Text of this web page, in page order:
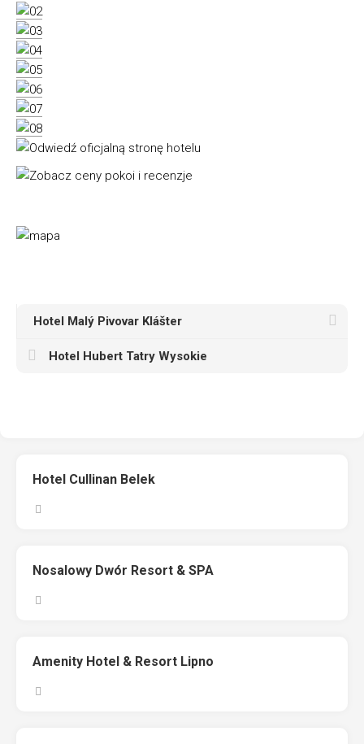
Hotel Malý Pivovar Klášter
Hotel Hubert Tatry Wysokie
Hotel Cullinan Belek
Nosalowy Dwór Resort & SPA
Amenity Hotel & Resort Lipno